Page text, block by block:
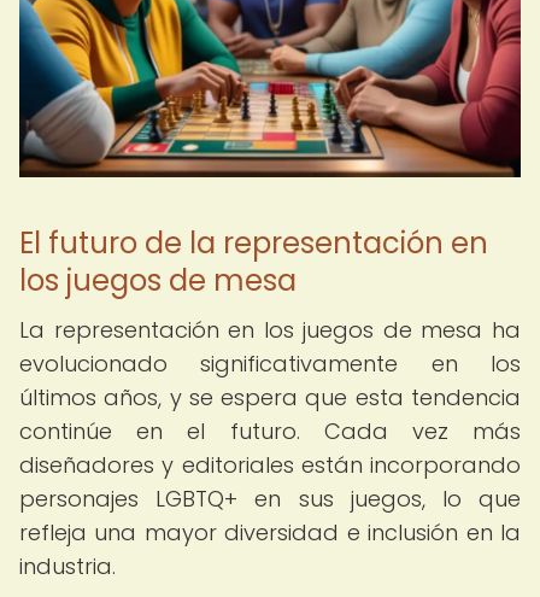
El futuro de la representación en
los juegos de mesa
La representación en los juegos de mesa ha
evolucionado significativamente en los
últimos años, y se espera que esta tendencia
continúe en el futuro. Cada vez más
diseñadores y editoriales están incorporando
personajes LGBTQ+ en sus juegos, lo que
refleja una mayor diversidad e inclusión en la
industria.